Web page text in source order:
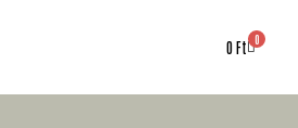
0Ft 0